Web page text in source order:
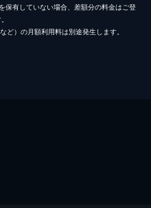
保有していない場合、差額分の料金はご登
）の月額利用料は別途発生します。